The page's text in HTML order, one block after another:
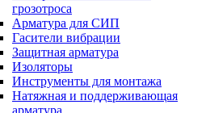
грозотроса
Арматура для СИП
Гасители вибрации
Защитная арматура
Изоляторы
Инструменты для монтажа
Натяжная и поддерживающая
арматура